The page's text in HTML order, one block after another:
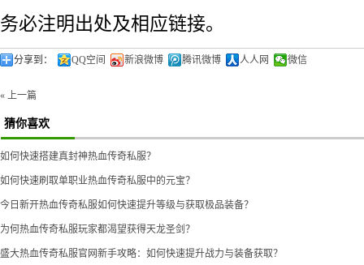
务必注明出处及相应链接。
分享到： QQ空间 新浪微博 腾讯微博 人人网 微信
« 上一篇
猜你喜欢
如何快速搭建真封神热血传奇私服？
如何快速刷取单职业热血传奇私服中的元宝？
今日新开热血传奇私服如何快速提升等级与获取极品装备？
为何热血传奇私服玩家都渴望获得天龙圣剑？
盛大热血传奇私服官网新手攻略：如何快速提升战力与装备获取？